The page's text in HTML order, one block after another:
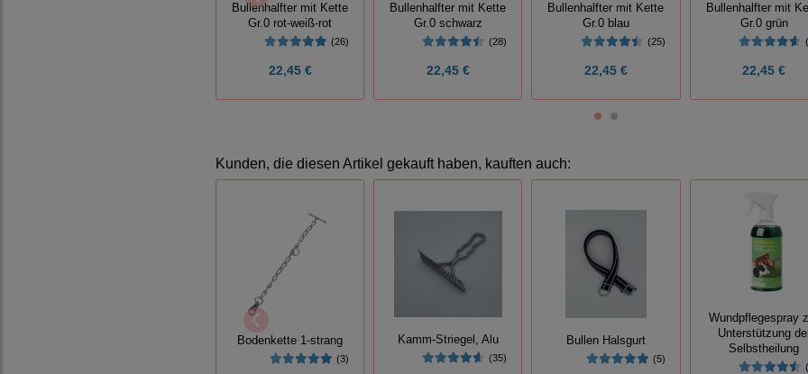
Bullenhalfter mit Kette
Gr.0 rot-weiß-rot
(26)
22,45 €
Bullenhalfter mit Kette
Gr.0 schwarz
(28)
22,45 €
Bullenhalfter mit Kette
Gr.0 blau
(25)
22,45 €
Bullenhalfter mit
Gr.0 grün
22,45 €
Kunden, die diesen Artikel gekauft haben, kauften auch:
Bodenkette 1-strang
(3)
Kamm-Striegel, Alu
(35)
Bullen Halsgurt
(5)
Wundpflegespray
Unterstützung
Selbstheilung